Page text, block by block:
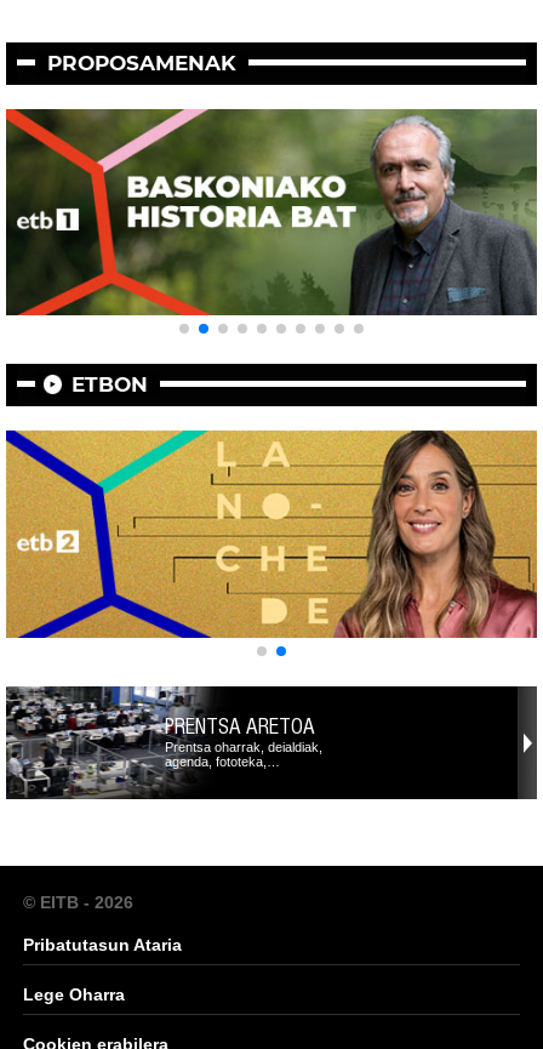
PROPOSAMENAK
ETBON
PRENTSA ARETOA
Prentsa oharrak, deialdiak,
agenda, fototeka,…
© EITB - 2026
Pribatutasun Ataria
Lege Oharra
Cookien erabilera